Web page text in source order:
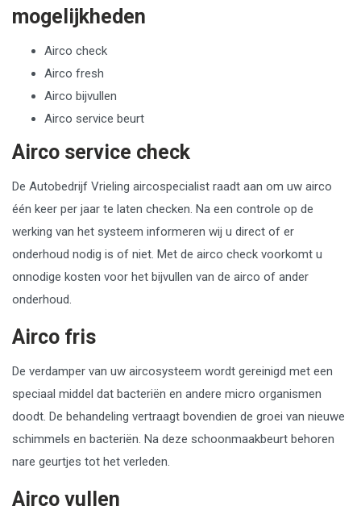
mogelijkheden
Airco check
Airco fresh
Airco bijvullen
Airco service beurt
Airco service check
De Autobedrijf Vrieling aircospecialist raadt aan om uw airco
één keer per jaar te laten checken. Na een controle op de
werking van het systeem informeren wij u direct of er
onderhoud nodig is of niet. Met de airco check voorkomt u
onnodige kosten voor het bijvullen van de airco of ander
onderhoud.
Airco fris
De verdamper van uw aircosysteem wordt gereinigd met een
speciaal middel dat bacteriën en andere micro organismen
doodt. De behandeling vertraagt bovendien de groei van nieuwe
schimmels en bacteriën. Na deze schoonmaakbeurt behoren
nare geurtjes tot het verleden.
Airco vullen